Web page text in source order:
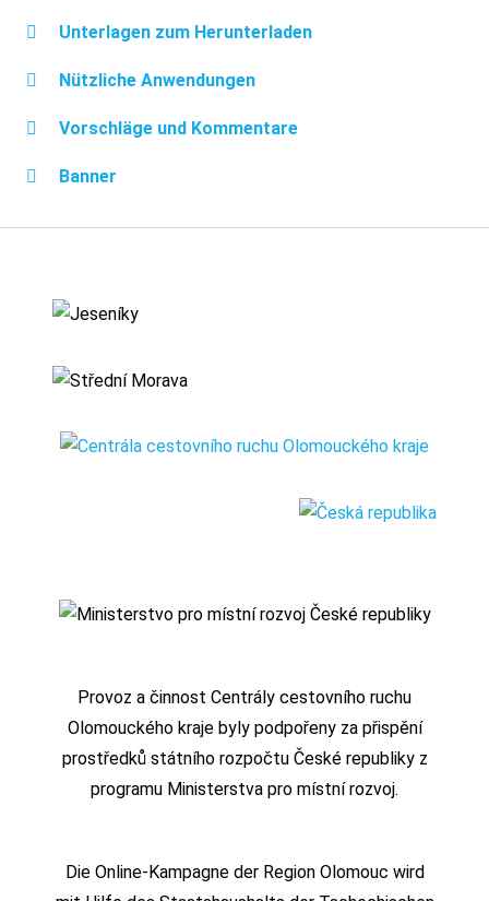
Unterlagen zum Herunterladen
Nützliche Anwendungen
Vorschläge und Kommentare
Banner
Provoz a činnost Centrály cestovního ruchu
Olomouckého kraje byly podpořeny za přispění
prostředků státního rozpočtu České republiky z
programu Ministerstva pro místní rozvoj.
Die Online-Kampagne der Region Olomouc wird